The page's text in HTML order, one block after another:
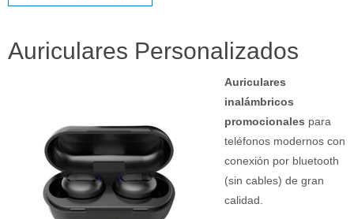
Auriculares Personalizados
Auriculares
inalámbricos
promocionales para
teléfonos modernos con
conexión por bluetooth
(sin cables) de gran
calidad.